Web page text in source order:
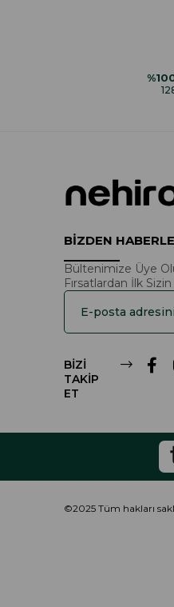
BİZDEN
Bültenimize Üye
Fırsatlardan İlk
BİZİ
TAKİP
ET
©2025 Tüm hakları